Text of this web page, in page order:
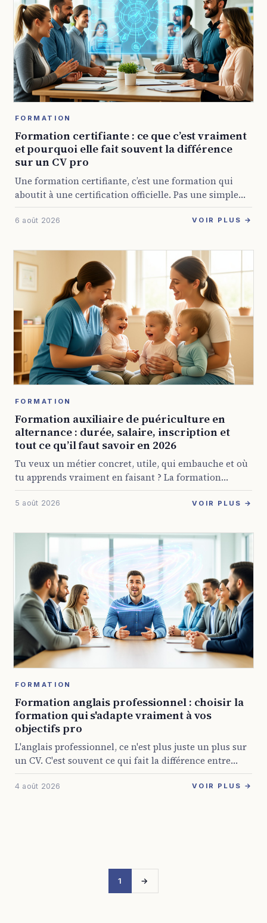
FORMATION
Formation certifiante : ce que c’est vraiment
et pourquoi elle fait souvent la différence
sur un CV pro
Une formation certifiante, c’est une formation qui
aboutit à une certification officielle. Pas une simple
attestation de présence, mais un titre reconnu par
l’État ou par les branches professionnelles, et ...
6 août 2026 VOIR PLUS →
FORMATION
Formation auxiliaire de puériculture en
alternance : durée, salaire, inscription et
tout ce qu’il faut savoir en 2026
Tu veux un métier concret, utile, qui embauche et où
tu apprends vraiment en faisant ? La formation
auxiliaire de puériculture en alternance coche
beaucoup de cases pour pas mal ...
5 août 2026 VOIR PLUS →
FORMATION
Formation anglais professionnel : choisir la
formation qui s'adapte vraiment à vos
objectifs pro
L'anglais professionnel, ce n'est plus juste un plus sur
un CV. C'est souvent ce qui fait la différence entre
rester bloqué dans son poste et décrocher une mission
internationale, animer ...
4 août 2026 VOIR PLUS →
1 →